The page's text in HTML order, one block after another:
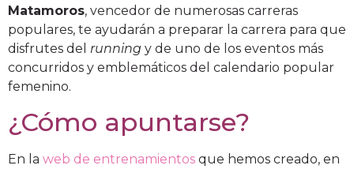
Matamoros, vencedor de numerosas carreras
populares, te ayudarán a preparar la carrera para que
disfrutes del running y de uno de los eventos más
concurridos y emblemáticos del calendario popular
femenino.
¿Cómo apuntarse?
En la web de entrenamientos que hemos creado, en